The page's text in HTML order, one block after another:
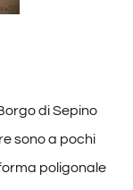
di Sepino
sono a pochi
poligonale